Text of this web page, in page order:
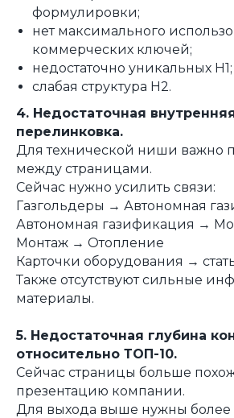
формулировки;
нет максимального
коммерческих ключей;
недостаточно уникальных H1;
слабая структура H2.
4. Недостаточная
перелинковка.
Для технической ниши важно
между страницами.
Сейчас нужно усилить связи:
Газгольдеры → Автономная
Автономная газификация →
Монтаж → Отопление
Карточки оборудования →
Также отсутствуют сильные
материалы.
5. Недостаточная глубина
относительно ТОП-10.
Сейчас страницы больше
презентацию компании.
Для выхода выше нужны более